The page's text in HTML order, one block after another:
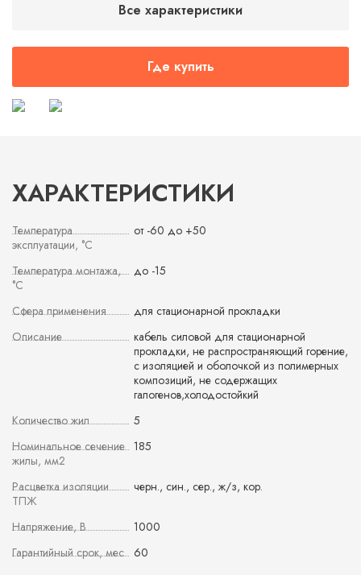
Все характеристики
Где купить
ХАРАКТЕРИСТИКИ
Температура
эксплуатации, °С
от -60 до +50
Температура монтажа,
°С
до -15
Сфера применения
для стационарной прокладки
Описание
кабель силовой для стационарной
прокладки, не распространяющий горение,
с изоляцией и оболочкой из полимерных
композиций, не содержащих
галогенов,холодостойкий
Количество жил
5
Номинальное сечение
жилы, мм2
185
Расцветка изоляции
ТПЖ
черн., син., сер., ж/з, кор.
Напряжение, В
1000
Гарантийный срок, мес
60